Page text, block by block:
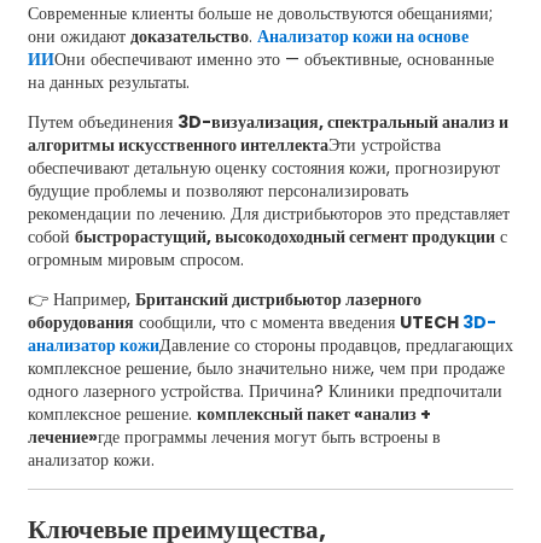
Современные клиенты больше не довольствуются обещаниями;
они ожидают доказательство. Анализатор кожи на основе
ИИОни обеспечивают именно это — объективные, основанные
на данных результаты.
Путем объединения 3D-визуализация, спектральный анализ и
алгоритмы искусственного интеллектаЭти устройства
обеспечивают детальную оценку состояния кожи, прогнозируют
будущие проблемы и позволяют персонализировать
рекомендации по лечению. Для дистрибьюторов это представляет
собой быстрорастущий, высокодоходный сегмент продукциис
огромным мировым спросом.
👉 Например, Британский дистрибьютор лазерного
оборудования сообщили, что с момента введения UTECH 3D-
анализатор кожиДавление со стороны продавцов, предлагающих
комплексное решение, было значительно ниже, чем при продаже
одного лазерного устройства. Причина? Клиники предпочитали
комплексное решение. комплексный пакет «анализ +
лечение»где программы лечения могут быть встроены в
анализатор кожи.
Ключевые преимущества,